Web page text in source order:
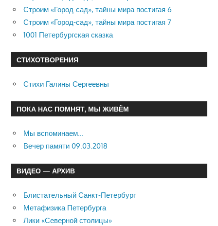
Строим «Город-сад», тайны мира постигая 6
Строим «Город-сад», тайны мира постигая 7
1001 Петербургская сказка
СТИХОТВОРЕНИЯ
Стихи Галины Сергеевны
ПОКА НАС ПОМНЯТ, МЫ ЖИВЁМ
Мы вспоминаем…
Вечер памяти 09.03.2018
ВИДЕО — АРХИВ
Блистательный Санкт-Петербург
Метафизика Петербурга
Лики «Северной столицы»